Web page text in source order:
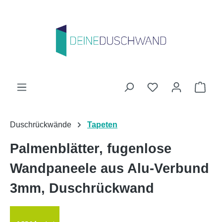
Du hast 0
Duschrückwände Tapeten
Palmenblätter, fugenlose
Wandpaneele aus Alu-Verbund
3mm, Duschrückwand